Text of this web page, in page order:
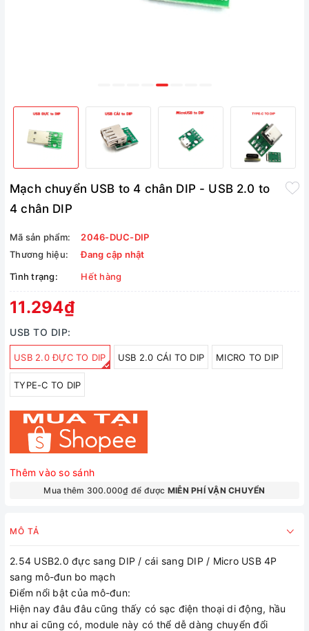
Mạch chuyển USB to 4 chân DIP - USB 2.0 to
4 chân DIP
Mã sản phẩm:
2046-DUC-DIP
Thương hiệu:
Đang cập nhật
Tình trạng:
Hết hàng
11.294₫
USB TO DIP:
USB 2.0 ĐỰC TO DIP USB 2.0 CÁI TO DIP MICRO TO DIP
TYPE-C TO DIP
Thêm vào so sánh
Mua thêm 300.000₫ để được MIỄN PHÍ VẬN CHUYỂN
MÔ TẢ
2.54 USB2.0 đực sang DIP / cái sang DIP / Micro USB 4P
sang mô-đun bo mạch
Điểm nổi bật của mô-đun:
Hiện nay đâu đâu cũng thấy có sạc điện thoại di động, hầu
như ai cũng có, module này có thể dễ dàng chuyển đổi